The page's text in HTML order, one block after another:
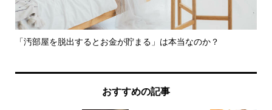
「汚部屋を脱出するとお金が貯まる」は本当なのか？
おすすめの記事